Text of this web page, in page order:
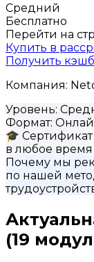
Средний
Бесплатно
Перейти на
Купить в
Получить
Компания:
Уровень:
Формат:
🎓 Сертификат
в любое время
Почему мы
по нашей
(19